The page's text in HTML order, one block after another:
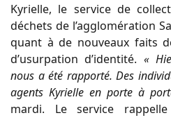
Kyrielle, le service de
déchets de l’agglomération
quant à de nouveaux faits
d’usurpation d’identité. «
nous a été rapporté. Des
agents Kyrielle en porte à
mardi. Le service